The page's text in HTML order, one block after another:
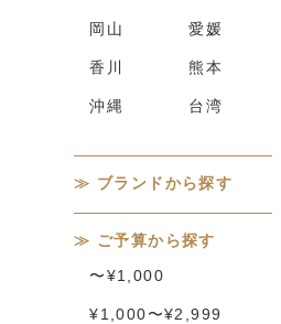
岡山 愛媛
香川 熊本
沖縄 台湾
ブランドから探す
ご予算から探す
〜¥1,000
¥1,000〜¥2,999